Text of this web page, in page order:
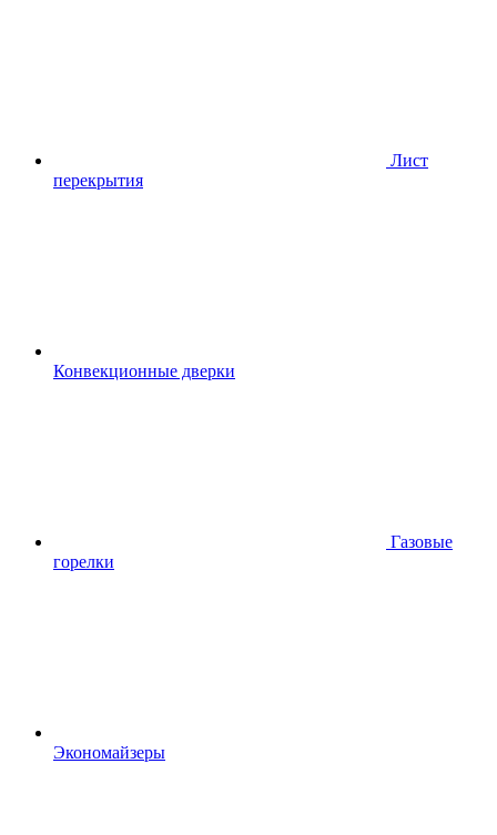
Лист
перекрытия
Конвекционные дверки
Газовые
горелки
Экономайзеры